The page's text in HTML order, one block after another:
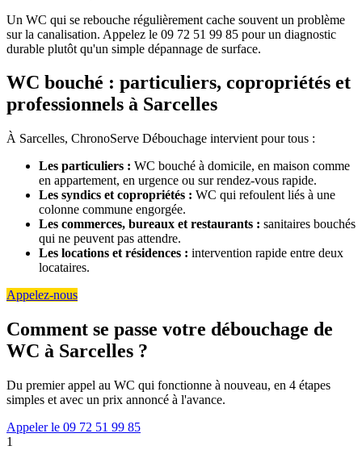
Un WC qui se rebouche régulièrement cache souvent un problème
sur la canalisation. Appelez le 09 72 51 99 85 pour un diagnostic
durable plutôt qu'un simple dépannage de surface.
WC bouché : particuliers, copropriétés et
professionnels à Sarcelles
À Sarcelles, ChronoServe Débouchage intervient pour tous :
Les particuliers : WC bouché à domicile, en maison comme
en appartement, en urgence ou sur rendez-vous rapide.
Les syndics et copropriétés : WC qui refoulent liés à une
colonne commune engorgée.
Les commerces, bureaux et restaurants : sanitaires bouchés
qui ne peuvent pas attendre.
Les locations et résidences : intervention rapide entre deux
locataires.
Appelez-nous
Comment se passe votre débouchage de
WC à Sarcelles ?
Du premier appel au WC qui fonctionne à nouveau, en 4 étapes
simples et avec un prix annoncé à l'avance.
Appeler le 09 72 51 99 85
1